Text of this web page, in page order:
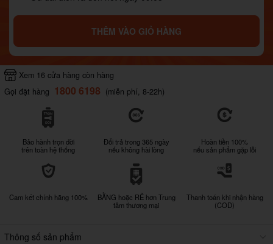
THÊM VÀO GIỎ HÀNG
Xem 16 cửa hàng còn hàng
Gọi đặt hàng 1800 6198 (miễn phí, 8-22h)
Bảo hành trọn đời
trên toàn hệ thống
Đổi trả trong 365 ngày
nếu không hài lòng
Hoàn tiền 100%
nếu sản phẩm gặp lỗi
Cam kết chính hãng 100%
BẰNG hoặc RẺ hơn Trung
tâm thương mại
Thanh toán khi nhận hàng
(COD)
Thông số sản phẩm